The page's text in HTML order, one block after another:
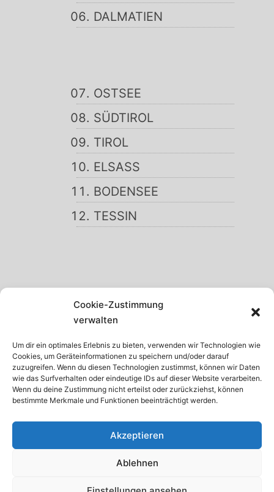
Cookie-Zustimmung
verwalten
Um dir ein optimales Erlebnis zu bieten, verwenden wir Technologien wie
Cookies, um Geräteinformationen zu speichern und/oder darauf
zuzugreifen. Wenn du diesen Technologien zustimmst, können wir Daten
wie das Surfverhalten oder eindeutige IDs auf dieser Website verarbeiten.
Wenn du deine Zustimmung nicht erteilst oder zurückziehst, können
bestimmte Merkmale und Funktionen beeinträchtigt werden.
Akzeptieren
Ablehnen
DALMATIEN
OSTSEE
SÜDTIROL
TIROL
ELSASS
BODENSEE
TESSIN
SCHWARZWALD
GARDASEE
MADEIRA
TENERIFFA
KRETA